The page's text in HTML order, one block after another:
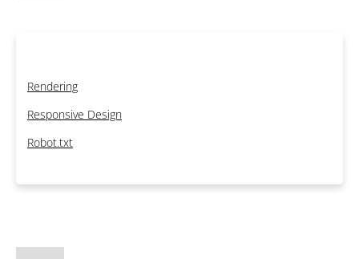
Rendering
Responsive Design
Robot.txt